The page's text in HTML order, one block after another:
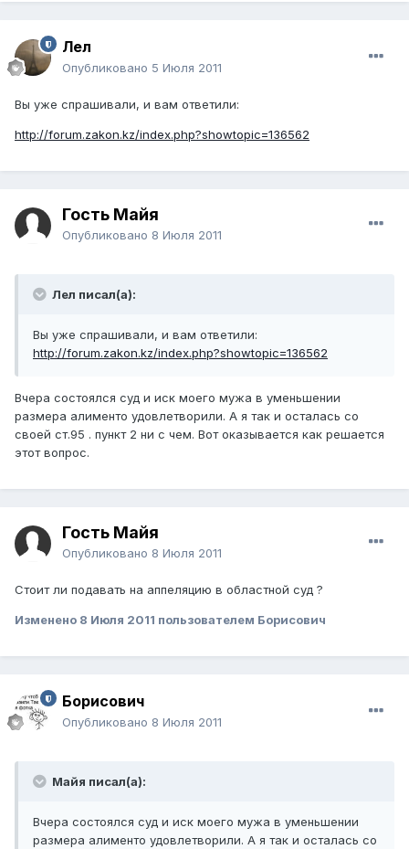
Лел
Опубликовано 5 Июля 2011
Вы уже спрашивали, и вам ответили:
http://forum.zakon.kz/index.php?showtopic=136562
Гость Майя
Опубликовано 8 Июля 2011
Лел писал(а):
Вы уже спрашивали, и вам ответили:
http://forum.zakon.kz/index.php?showtopic=136562
Вчера состоялся суд и иск моего мужа в уменьшении
размера алименто удовлетворили. А я так и осталась со
своей ст.95 . пункт 2 ни с чем. Вот оказывается как решается
этот вопрос.
Гость Майя
Опубликовано 8 Июля 2011
Стоит ли подавать на аппеляцию в областной суд ?
Изменено 8 Июля 2011 пользователем Борисович
Борисович
Опубликовано 8 Июля 2011
Майя писал(а):
Вчера состоялся суд и иск моего мужа в уменьшении
размера алименто удовлетворили. А я так и осталась со